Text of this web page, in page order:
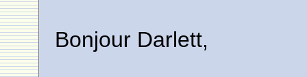
Bonjour Darlett,